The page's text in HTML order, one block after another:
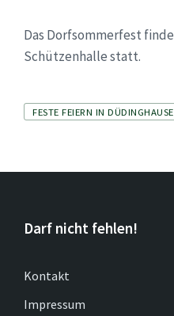
Das Dorfsommerfest
Schützenhalle statt.
Tags
FESTE FEIERN IN
Darf nicht fehlen!
Kontakt
Impressum